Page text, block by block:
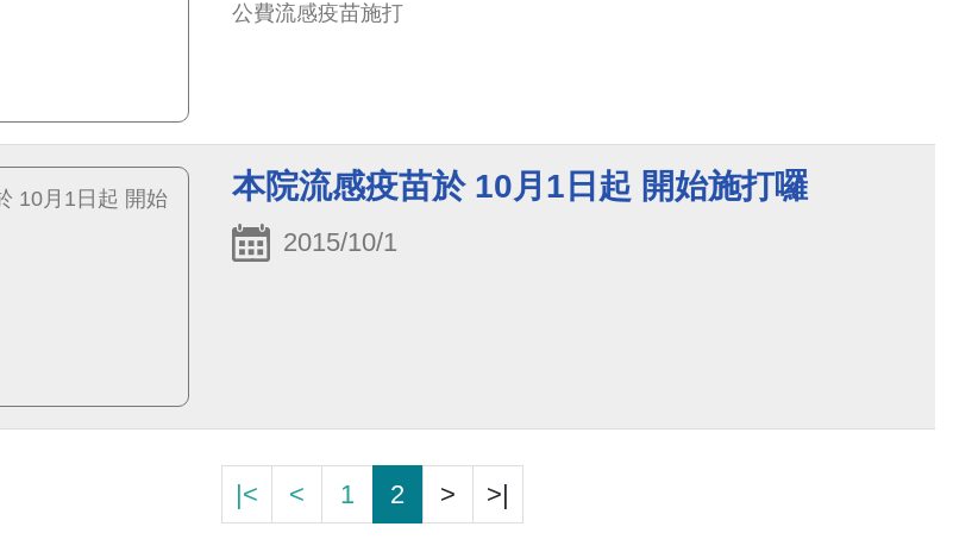
公費流感疫苗施打
本院流感疫苗於 10月1日起 開始施打囉
2015/10/1
|< < 1 2 > >|